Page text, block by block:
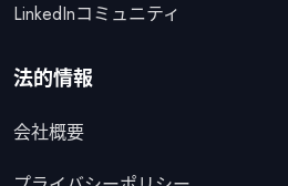
LinkedInコミュニティ
法的情報
会社概要